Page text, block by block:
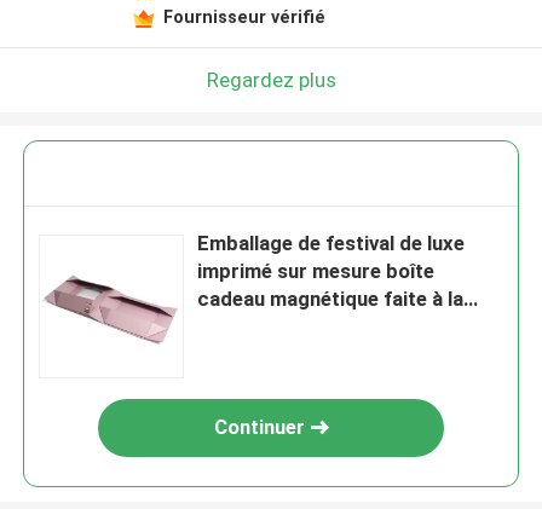
Fournisseur vérifié
Regardez plus
Emballage de festival de luxe
imprimé sur mesure boîte
cadeau magnétique faite à la
Continuer